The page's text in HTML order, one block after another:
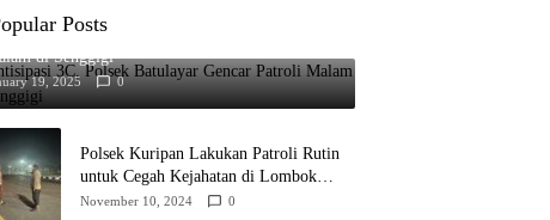
Posts
3C, Polsek Batulayar Gencar Patroli
di Senggigi
19, 2025 0
Polsek Kuripan Lakukan Patroli Rutin
untuk Cegah Kejahatan di Lombok
Barat
November 10, 2024 0